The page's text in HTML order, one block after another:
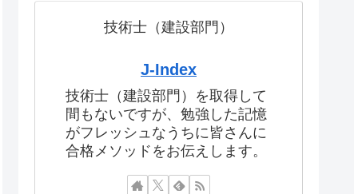
技術士（建設部門）
J-Index
技術士（建設部門）を取得して
間もないですが、勉強した記憶
がフレッシュなうちに皆さんに
合格メソッドをお伝えします。